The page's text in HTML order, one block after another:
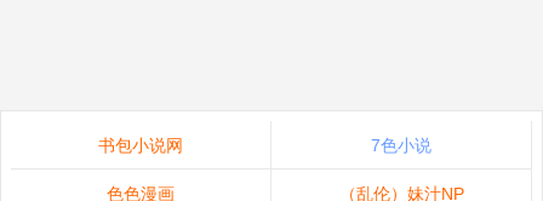
书包小说网 7色小说
色色漫画 （乱伦）妹汁NP